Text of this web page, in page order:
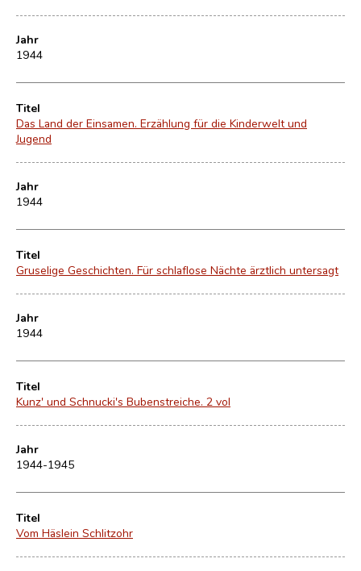
Jahr
1944
Titel
Das Land der Einsamen. Erzählung für die Kinderwelt und
Jugend
Jahr
1944
Titel
Gruselige Geschichten. Für schlaflose Nächte ärztlich untersagt
Jahr
1944
Titel
Kunz' und Schnucki's Bubenstreiche. 2 vol
Jahr
1944-1945
Titel
Vom Häslein Schlitzohr